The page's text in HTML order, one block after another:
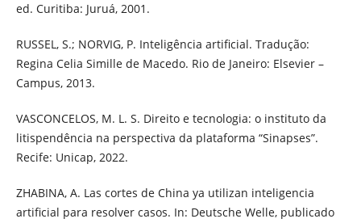
ed. Curitiba: Juruá, 2001.
RUSSEL, S.; NORVIG, P. Inteligência artificial. Tradução:
Regina Celia Simille de Macedo. Rio de Janeiro: Elsevier –
Campus, 2013.
VASCONCELOS, M. L. S. Direito e tecnologia: o instituto da
litispendência na perspectiva da plataforma “Sinapses”.
Recife: Unicap, 2022.
ZHABINA, A. Las cortes de China ya utilizan inteligencia
artificial para resolver casos. In: Deutsche Welle, publicado